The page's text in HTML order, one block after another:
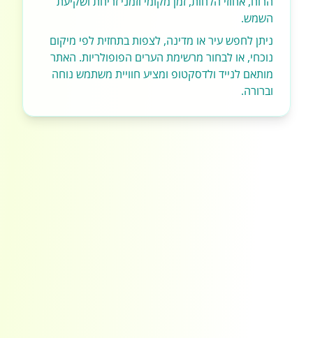
השמש.
ניתן לחפש עיר או מדינה, לצפות בתחזית לפי מיקום
נוכחי, או לבחור מרשימת הערים הפופולריות. האתר
מותאם לנייד ולדסקטופ ומציע חוויית משתמש נוחה
וברורה.